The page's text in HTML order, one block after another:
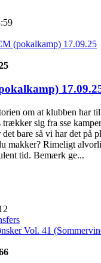
(pokalkamp) 17.09.25
om at klubben har
sig fra sse
bare så vi har det på
makker? Rimeligt
tid. Bemærk ge...
Vol. 41